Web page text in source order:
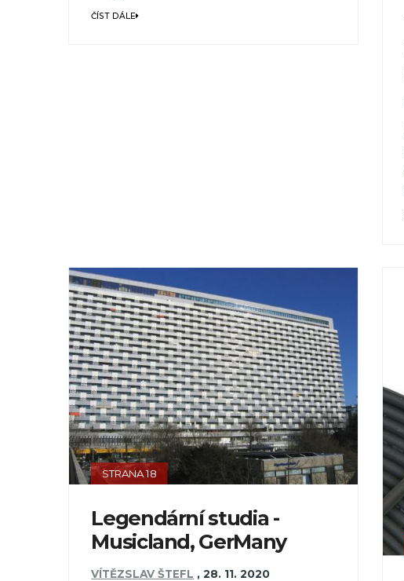
ČÍST DÁLE
STRANA 18
Legendární studia -
Musicland, GerMany
VÍTĚZSLAV ŠTEFL ,28. 11. 2020